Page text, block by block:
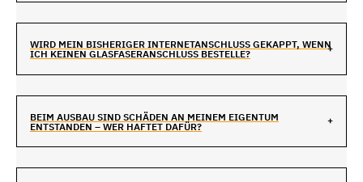
WIRD MEIN BISHERIGER INTERNETANSCHLUSS GEKAPPT, WENN
ICH KEINEN GLASFASERANSCHLUSS BESTELLE?
BEIM AUSBAU SIND SCHÄDEN AN MEINEM EIGENTUM
ENTSTANDEN – WER HAFTET DAFÜR?